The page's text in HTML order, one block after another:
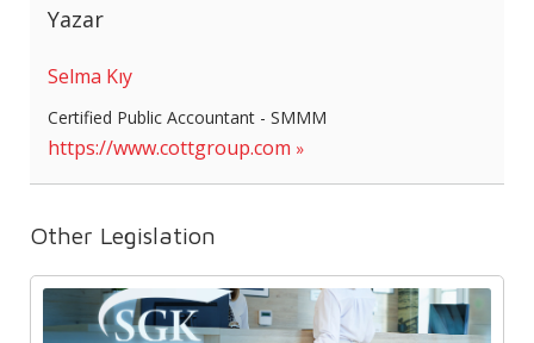
Yazar
Selma Kıy
Certified Public Accountant - SMMM
https://www.cottgroup.com
Other Legislation